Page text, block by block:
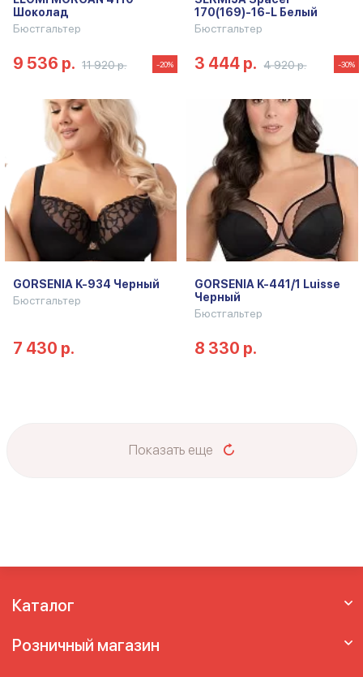
Шоколад
Бюстгальтер
9 536 р. 11 920 р. -20%
170(169)-16-L Белый
Бюстгальтер
3 444 р. 4 920 р. -30%
GORSENIA K-934 Черный
Бюстгальтер
7 430 р.
GORSENIA K-441/1 Luisse
Черный
Бюстгальтер
8 330 р.
Показать еще
Каталог
Розничный магазин